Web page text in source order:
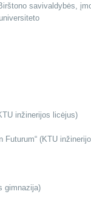
savivaldybės,
inžinerijos licėjus)
Futurum“ (KTU
gimnazija)